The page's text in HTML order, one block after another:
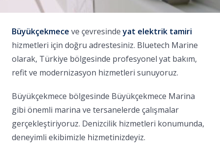
Büyükçekmece ve çevresindeyat elektrik tamiri
hizmetleri için doğru adrestesiniz. Bluetech Marine
olarak, Türkiye bölgesinde profesyonel yat bakım,
refit ve modernizasyon hizmetleri sunuyoruz.
Büyükçekmece bölgesinde Büyükçekmece Marina
gibi önemli marina ve tersanelerde çalışmalar
gerçekleştiriyoruz. Denizcilik hizmetleri konumunda,
deneyimli ekibimizle hizmetinizdeyiz.